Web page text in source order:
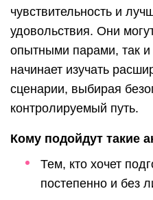
чувствительность и
удовольствия. Они
опытными парами, так и
начинает изучать
сценарии, выбирая
контролируемый путь.
Кому подойдут такие
Тем, кто хочет
постепенно и без